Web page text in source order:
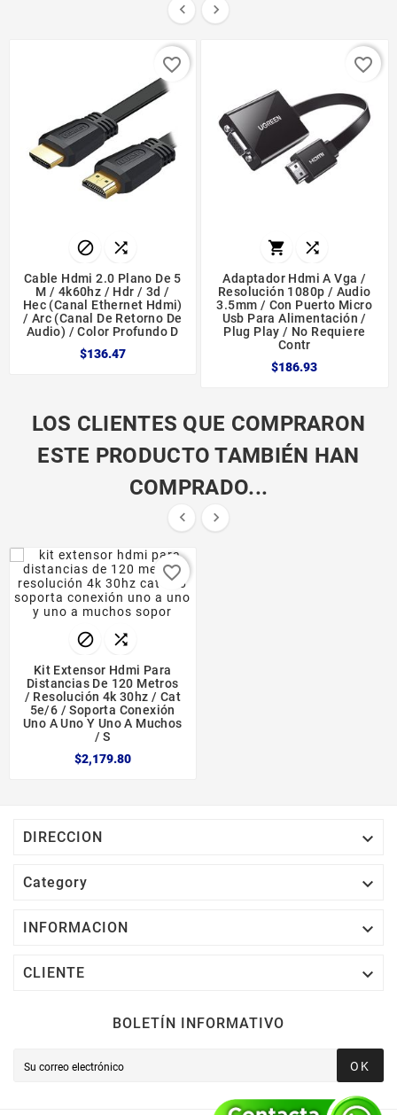
 
 
Cable Hdmi 2.0 Plano De 5
M / 4k60hz / Hdr / 3d /
Hec (canal Ethernet Hdmi)
/ Arc (canal De Retorno De
Audio) / Color Profundo D
$136.47
favorite_border
 
Adaptador Hdmi A Vga /
Resolución 1080p / Audio
3.5mm / Con Puerto Micro
Usb Para Alimentación /
Plug Play / No Requiere
Contr
$186.93
favorite_border
LOS CLIENTES QUE COMPRARON
ESTE PRODUCTO TAMBIÉN HAN
COMPRADO...
 
 
Kit Extensor Hdmi Para
Distancias De 120 Metros
/ Resolución 4k 30hz / Cat
5e/6 / Soporta Conexión
Uno A Uno Y Uno A Muchos
/ S
$2,179.80
favorite_border
DIRECCION 
Category 
INFORMACION 
CLIENTE 
BOLETÍN INFORMATIVO
OK